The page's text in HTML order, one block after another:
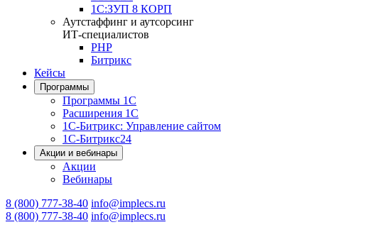
1С:ЗУП 8 КОРП
Аутстаффинг и аутсорсинг
ИТ-специалистов
PHP
Битрикс
Кейсы
Программы
Программы 1С
Расширения 1С
1С-Битрикс: Управление сайтом
1С-Битрикс24
Акции и вебинары
Акции
Вебинары
8 (800) 777-38-40 info@implecs.ru
8 (800) 777-38-40 info@implecs.ru